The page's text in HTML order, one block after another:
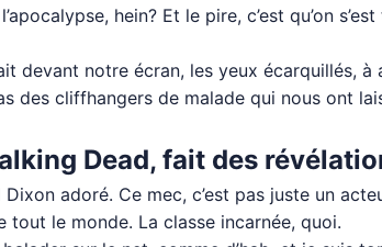
hein? Et le pire, c’est qu’on
devant notre écran, les yeux écarquillés,
des cliffhangers de malade qui nous ont
Dead, fait des
adoré. Ce mec, c’est pas juste un
tout le monde. La classe incarnée, quoi.